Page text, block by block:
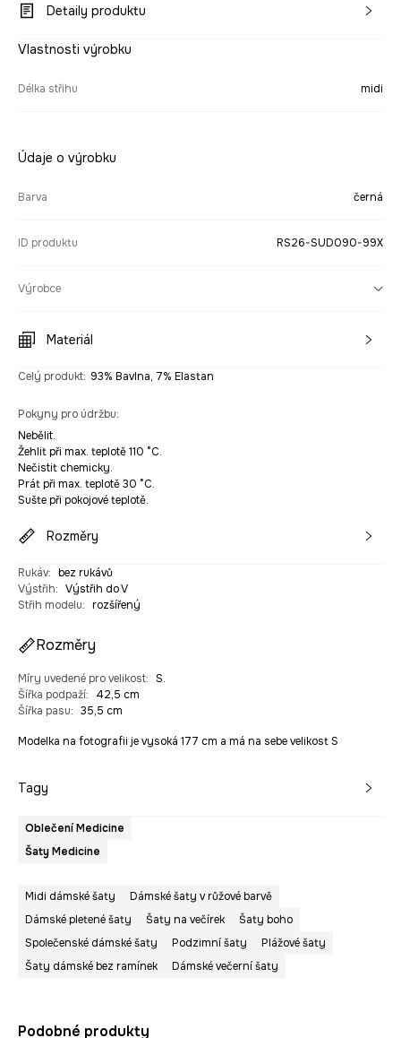
Detaily produktu
Vlastnosti výrobku
Délka střihu midi
Údaje o výrobku
Barva černá
ID produktu RS26-SUD090-99X
Výrobce
Materiál
Celý produkt: 93% Bavlna, 7% Elastan
Pokyny pro údržbu:
Nebělit.
Žehlit při max. teplotě 110 °C.
Nečistit chemicky.
Prát při max. teplotě 30 °C.
Sušte při pokojové teplotě.
Rozměry
Rukáv: bez rukávů
Výstřih: Výstřih do V
Střih modelu: rozšířený
Rozměry
Míry uvedené pro velikost: S.
Šířka podpaží:
42,5 cm
Šířka pasu: 35,5 cm
Modelka na fotografii je vysoká 177 cm a má na sebe velikost S
Tagy
Oblečení Medicine
Šaty Medicine
Midi dámské šaty
Dámské šaty v růžové barvě
Dámské pletené šaty
Šaty na večírek
Šaty boho
Společenské dámské šaty
Podzimní šaty
Plážové šaty
Šaty dámské bez ramínek
Dámské večerní šaty
Podobné produkty